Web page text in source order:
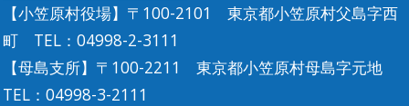
【小笠原村役場】〒100-2101 東京都小笠原村父島字西
町 TEL：04998-2-3111
【母島支所】〒100-2211 東京都小笠原村母島字元地
TEL：04998-3-2111